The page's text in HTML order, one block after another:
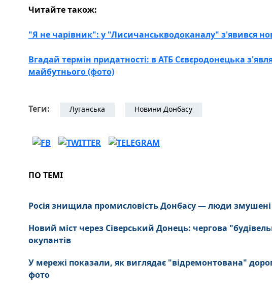
Читайте також:
"Я не чарівник": у "Лисичанськводоканалу" з'явився
Вгадай термін придатності: в АТБ Сєвєродонецька
майбутнього (фото)
Теги: Луганська Новини Донбасу
ПО ТЕМІ
Росія знищила промисловість Донбасу — люди
Новий міст через Сіверський Донець: чергова
окупантів
У мережі показали, як виглядає "відремонтована"
фото